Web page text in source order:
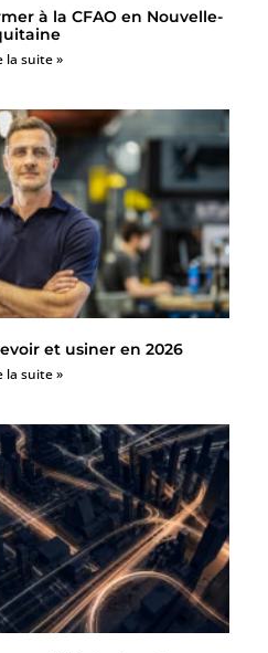
à la CFAO en Nouvelle-
la suite »
et usiner en 2026
la suite »